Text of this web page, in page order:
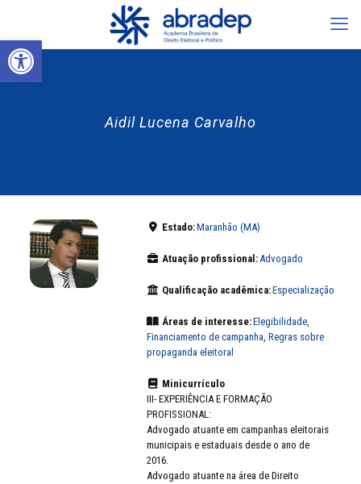
Abrir a barra de ferramentas
Aidil Lucena Carvalho
Estado:Maranhão (MA)
Atuação profissional:Advogado
Qualificação acadêmica:Especialização
Áreas de interesse:Elegibilidade,
Financiamento de campanha, Regras sobre
propaganda eleitoral
Minicurrículo
III- EXPERIÊNCIA E FORMAÇÃO
PROFISSIONAL:
Advogado atuante em campanhas eleitorais
municipais e estaduais desde o ano de
2016.
Advogado atuante na área de Direito